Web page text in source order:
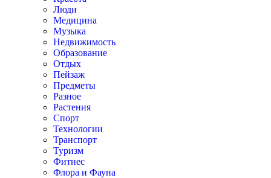
Люди
Медицина
Музыка
Недвижимость
Образование
Отдых
Пейзаж
Предметы
Разное
Растения
Спорт
Технологии
Транспорт
Туризм
Фитнес
Флора и Фауна